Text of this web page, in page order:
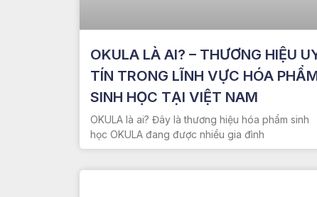
OKULA LÀ AI? – THƯƠNG HIỆU
TÍN TRONG LĨNH VỰC HÓA
SINH HỌC TẠI VIỆT NAM
OKULA là ai? Đây là thương hiệu hóa phẩm sinh
học OKULA đang được nhiều gia đình